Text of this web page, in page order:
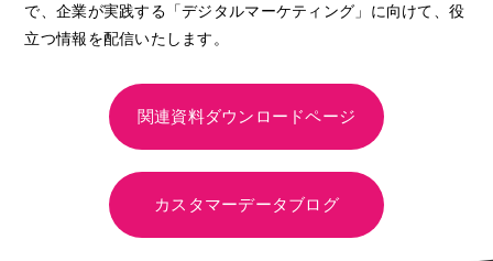
で、企業が実践する「デジタルマーケティング」に向けて、役
立つ情報を配信いたします。
関連資料ダウンロードページ
カスタマーデータブログ